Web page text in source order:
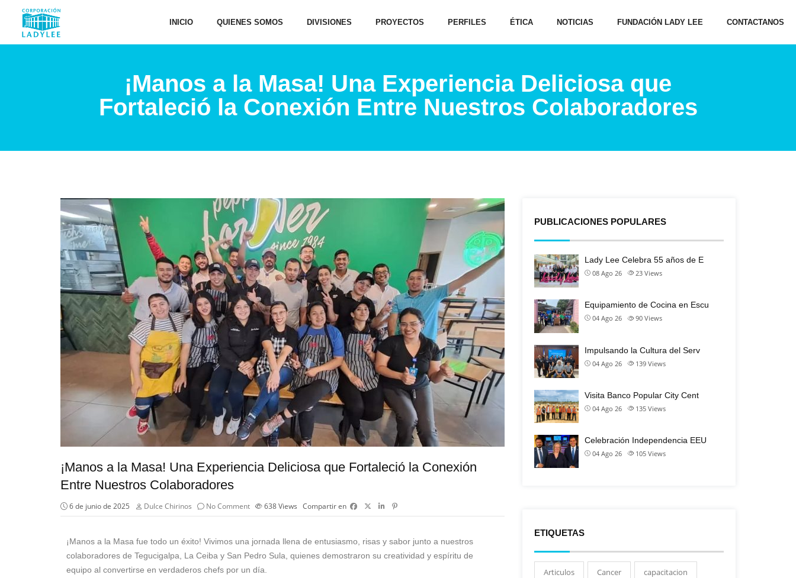
INICIO QUIENES SOMOS DIVISIONES PROYECTOS PERFILES ÉTICA NOTICIAS FUNDACIÓN LADY LEE CONTACTANOS
¡Manos a la Masa! Una Experiencia Deliciosa que
Fortaleció la Conexión Entre Nuestros Colaboradores
¡Manos a la Masa! Una Experiencia Deliciosa que Fortaleció la Conexión
Entre Nuestros Colaboradores
6 de junio de 2025 Dulce Chirinos No Comment 638Views Compartir en
¡Manos a la Masa fue todo un éxito! Vivimos una jornada llena de entusiasmo, risas y sabor junto a nuestros
colaboradores de Tegucigalpa, La Ceiba y San Pedro Sula, quienes demostraron su creatividad y espíritu de
equipo al convertirse en verdaderos chefs por un día.
PUBLICACIONES POPULARES
Lady Lee Celebra 55 años de E
08 Ago 26 23 Views
Equipamiento de Cocina en Escu
04 Ago 26 90 Views
Impulsando la Cultura del Serv
04 Ago 26 139 Views
Visita Banco Popular City Cent
04 Ago 26 135 Views
Celebración Independencia EEU
04 Ago 26 105 Views
ETIQUETAS
Articulos Cancer capacitacion